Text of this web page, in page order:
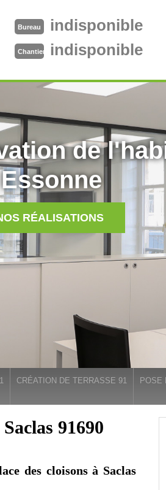
Bureau indisponible
Chantier indisponible
de
RÉALISATIONS
CRÉATION DE TERRASSE 91 POSE
91690
des cloisons à Saclas